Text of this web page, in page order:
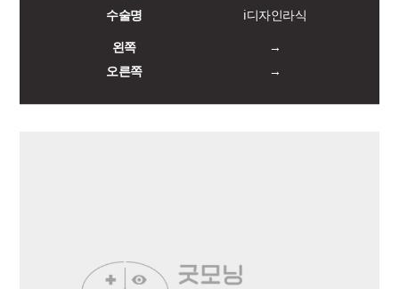
수술명
i디자인라식
왼쪽
→
오른쪽
→